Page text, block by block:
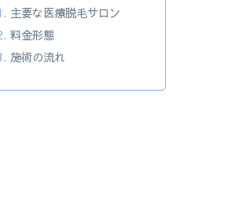
主要な医療脱毛サロン
料金形態
施術の流れ